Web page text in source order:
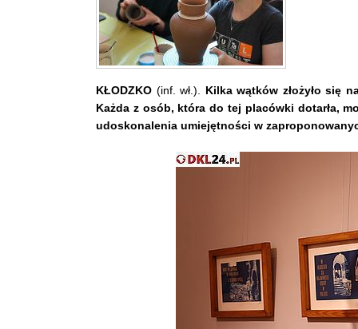
KŁODZKO (inf. wł.). Kilka wątków złożyło się
Każda z osób, która do tej placówki dotarła,
udoskonalenia umiejętności w